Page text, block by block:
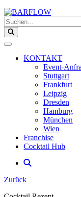
Suchen...
KONTAKT
Event-
Stuttgart
Frankfurt
Leipzig
Dresden
Hamburg
München
Wien
Franchise
Cocktail Hub
Zurück